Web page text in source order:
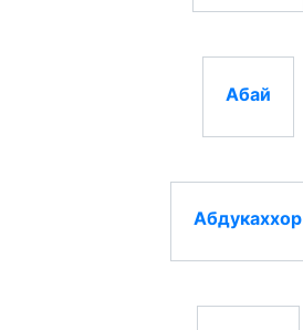
Абай
Абдукаххор